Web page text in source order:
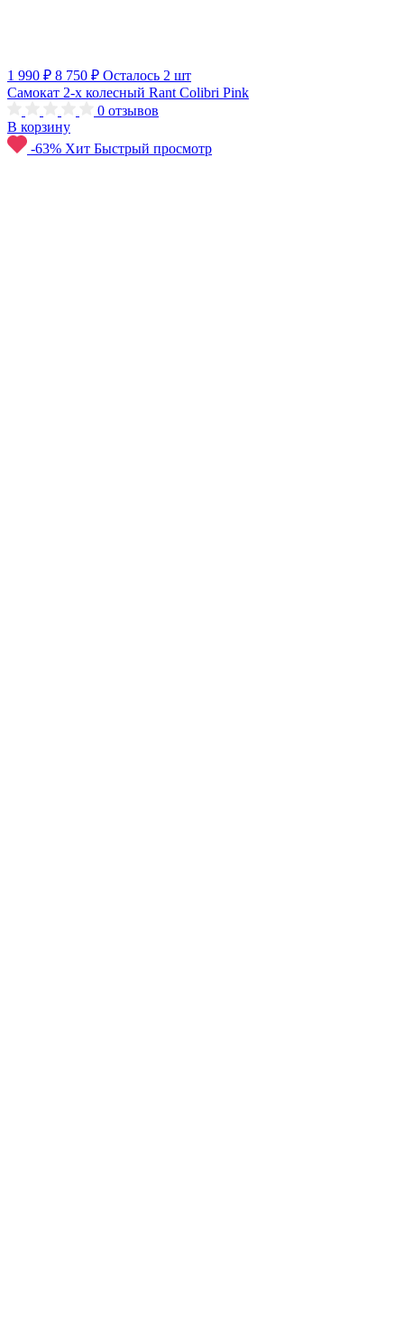
1 990 ₽ 8 750 ₽ Осталось 2 шт
Самокат 2-х колесный Rant Colibri Pink
0 отзывов
В корзину
-63% Хит Быстрый просмотр